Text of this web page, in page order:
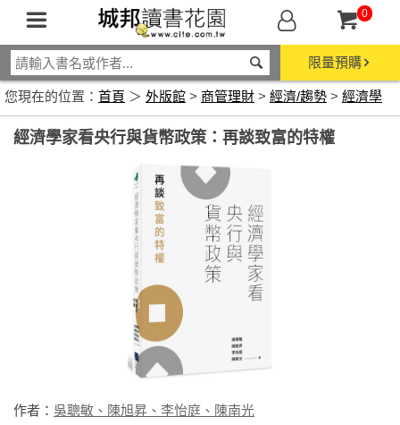
0
限量預購
您現在的位置： 首頁 ＞ 外版館 > 商管理財 > 經濟/趨勢 > 經濟學
經濟學家看央行與貨幣政策：再談致富的特權
作者： 吳聰敏、陳旭昇、李怡庭、陳南光